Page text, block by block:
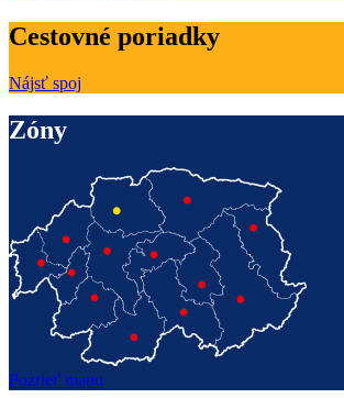
Cestovné poriadky
Nájsť spoj
Zóny
Pozrieť mapu